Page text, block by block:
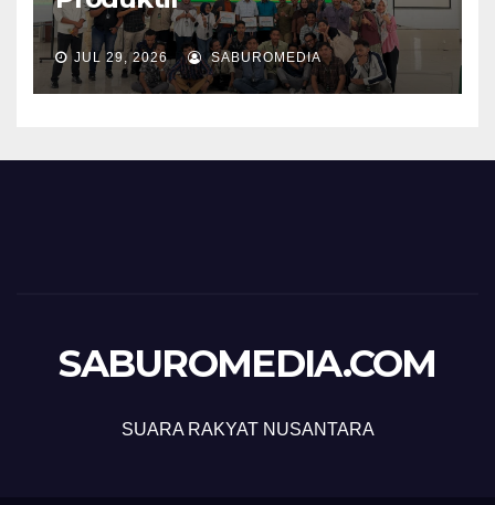
JUL 29, 2026 SABUROMEDIA
SABUROMEDIA.COM
SUARA RAKYAT NUSANTARA